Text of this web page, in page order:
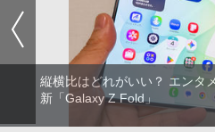
縦横比はどれがいい？ エンタ
新「Galaxy Z Fold」